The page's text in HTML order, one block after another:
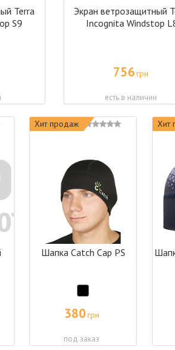
Terra
S9
Экран ветрозащитный
Incognita Windstop
756грн
есть в наличии
Хит продаж
Шапка Catch Cap PS
380грн
под заказ
Хит